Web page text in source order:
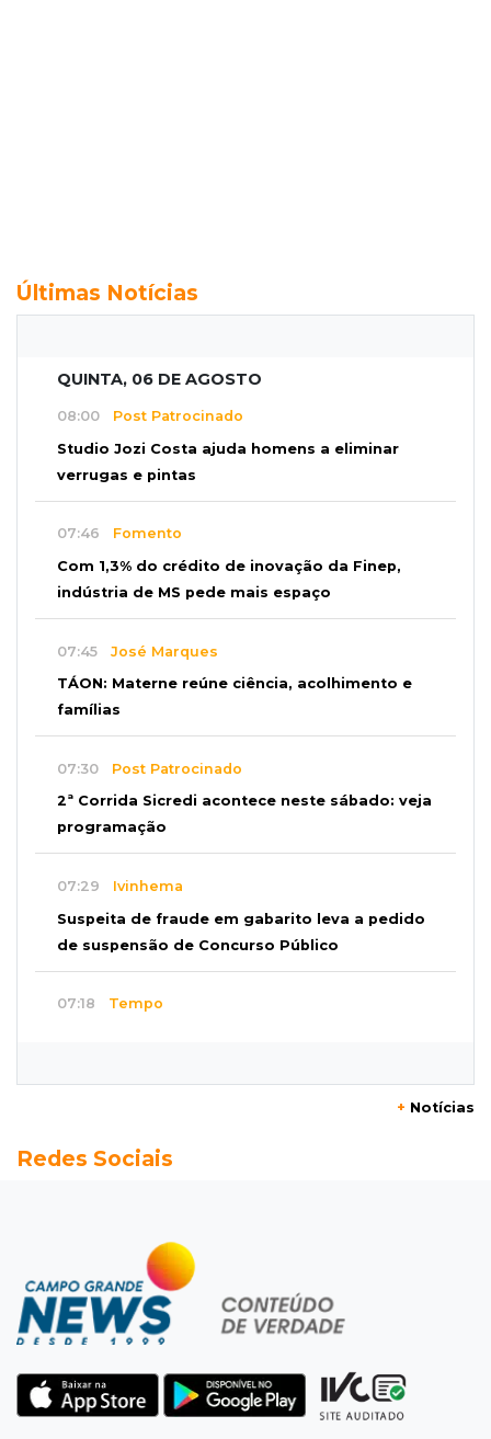
Últimas Notícias
QUINTA, 06 DE AGOSTO
08:00 Post Patrocinado
Studio Jozi Costa ajuda homens a eliminar
verrugas e pintas
07:46 Fomento
Com 1,3% do crédito de inovação da Finep,
indústria de MS pede mais espaço
07:45 José Marques
TÁON: Materne reúne ciência, acolhimento e
famílias
07:30 Post Patrocinado
2ª Corrida Sicredi acontece neste sábado: veja
programação
07:29 Ivinhema
Suspeita de fraude em gabarito leva a pedido
de suspensão de Concurso Público
07:18 Tempo
Sapatos de marca e tamanco de Scheila
De improviso à tradição
Cinco famílias iniciaram festa que celebra
raízes bolivianas
Indústria da construção impulsiona MS e abre
espaço para mulheres
+ Notícias
Redes Sociais